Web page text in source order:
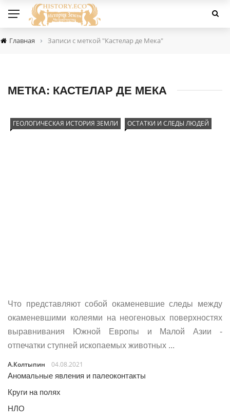
Главная › Записи с меткой "Кастелар де Мека"
МЕТКА: КАСТЕЛАР ДЕ МЕКА
ГЕОЛОГИЧЕСКАЯ ИСТОРИЯ ЗЕМЛИ ОСТАТКИ И СЛЕДЫ ЛЮДЕЙ
Что представляют собой окаменевшие следы между
окаменевшими колеями на неогеновых поверхностях
выравнивания Южной Европы и Малой Азии -
отпечатки ступней ископаемых животных ...
А.Колтыпин
04.08.2021
Аномальные явления и палеоконтакты
Круги на полях
НЛО